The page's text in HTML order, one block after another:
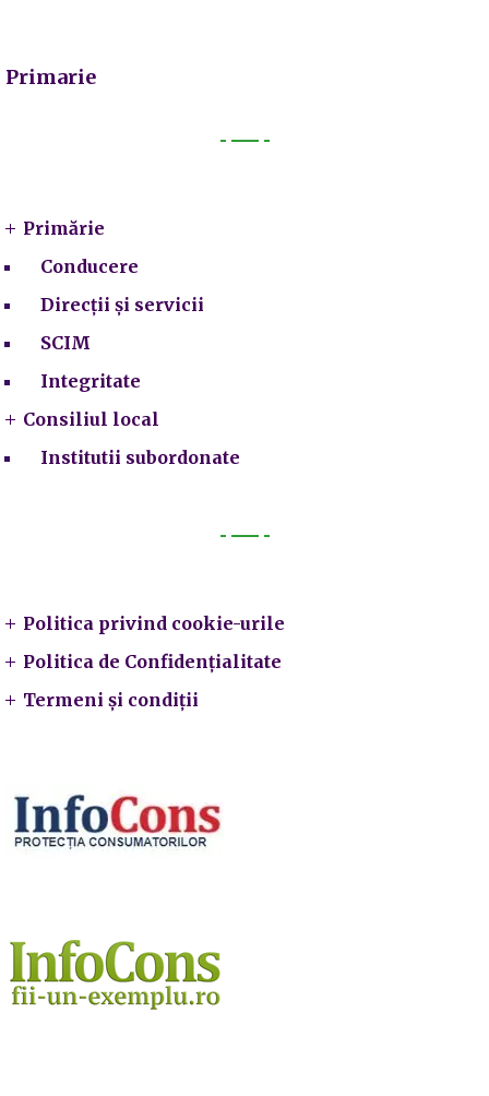
Primarie
Primărie
Conducere
Direcții și servicii
SCIM
Integritate
Consiliul local
Institutii subordonate
Politica privind cookie-urile
Politica de Confidențialitate
Termeni și condiții